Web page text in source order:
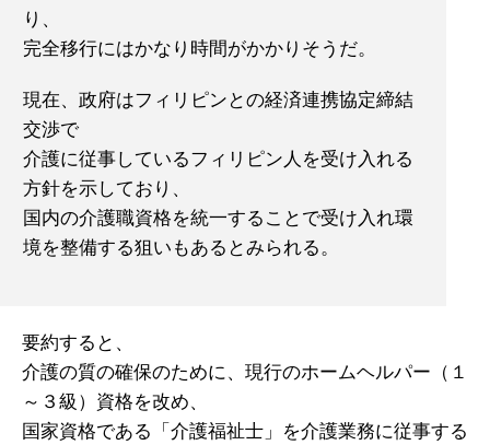
り、
完全移行にはかなり時間がかかりそうだ。
現在、政府はフィリピンとの経済連携協定締結
交渉で
介護に従事しているフィリピン人を受け入れる
方針を示しており、
国内の介護職資格を統一することで受け入れ環
境を整備する狙いもあるとみられる。
要約すると、
介護の質の確保のために、現行のホームヘルパー（１
～３級）資格を改め、
国家資格である「介護福祉士」を介護業務に従事する